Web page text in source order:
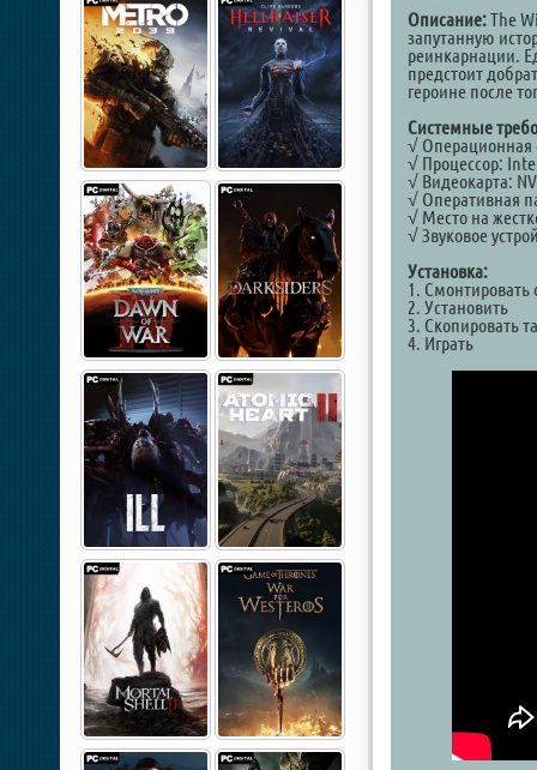
Описание:The
запутанную
реинкарнации.
предстоит
героине после
Системные
√ Операционная
√ Процессор:
√ Видеокарта:
√ Оперативная
√ Место на
√ Звуковое
Установка:
1. Смонтировать
2. Установить
3. Скопировать
4. Играть